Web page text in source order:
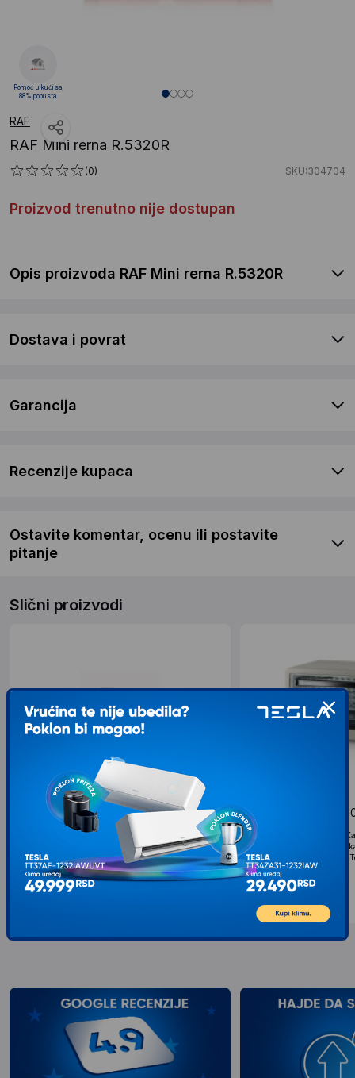
RAF
RAF Mini rerna R.5320R
(0) SKU:304704
Proizvod trenutno nije dostupan
Pomoć u kući sa
88% popusta
Opis proizvoda RAF Mini rerna R.5320R
Dostava i povrat
Garancija
Recenzije kupaca
Ostavite komentar, ocenu ili postavite
pitanje
Slični proizvodi
MUHLER Termomax TXO08TQ - Mini
rerna 8L , 650W
Snaga 650W Boja bela Karatkeristike Zapremina –
22/8 L Snaga : 650W 3 nivoa grejanja : gornji
grejac donji grejac gornji i donji grejac istovremeno...
4.74900RSD
RAF Mini rerna
Snaga 1200 W Boja bela
18 litara Pribor: pleh,
Napajanje: 220 V / 50 Hz
5.19000RSD